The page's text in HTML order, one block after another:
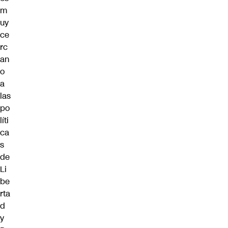
m
uy
ce
rc
an
o
a
las
po
líti
ca
s
de
Li
be
rta
d
y